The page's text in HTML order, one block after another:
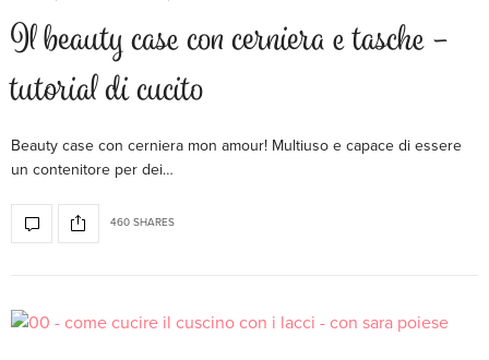
Il beauty case con cerniera e tasche –
tutorial di cucito
Beauty case con cerniera mon amour! Multiuso e capace di essere
un contenitore per dei…
460 SHARES